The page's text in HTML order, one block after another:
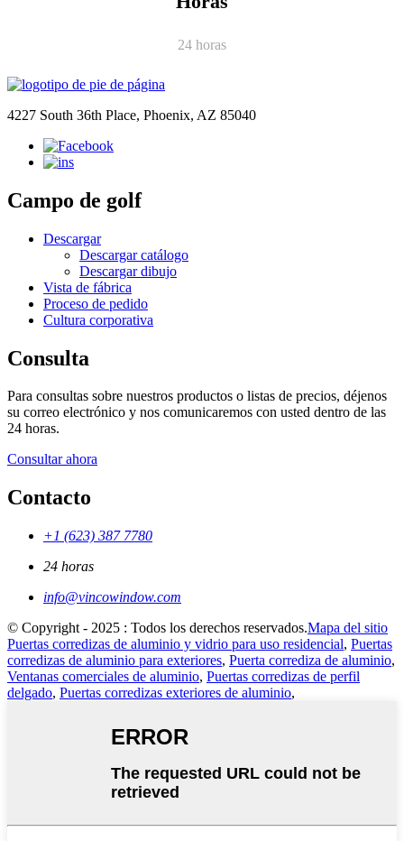
24 horas
4227 South 36th Place, Phoenix, AZ 85040
Campo de golf
Descargar
Descargar catálogo
Descargar dibujo
Vista de fábrica
Proceso de pedido
Cultura corporativa
Consulta
Para consultas sobre nuestros productos o listas de precios, déjenos
su correo electrónico y nos comunicaremos con usted dentro de las
24 horas.
Consultar ahora
Contacto
+1 (623) 387 7780
24 horas
info@vincowindow.com
© Copyright - 2025 : Todos los derechos reservados.Mapa del sitio
Puertas corredizas de aluminio y vidrio para uso residencial, Puertas
corredizas de aluminio para exteriores, Puerta corrediza de aluminio,
Ventanas comerciales de aluminio, Puertas corredizas de perfil
delgado, Puertas corredizas exteriores de aluminio,